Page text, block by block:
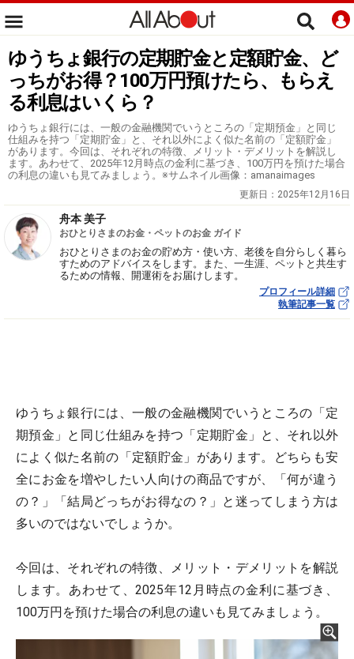
ゆうちょ銀行の定期貯金と定額貯金、ど
っちがお得？100万円預けたら、もらえ
る利息はいくら？
ゆうちょ銀行には、一般の金融機関でいうところの「定期預金」と同じ
仕組みを持つ「定期貯金」と、それ以外によく似た名前の「定額貯金」
があります。今回は、それぞれの特徴、メリット・デメリットを解説し
ます。あわせて、2025年12月時点の金利に基づき、100万円を預けた場合
の利息の違いも見てみましょう。※サムネイル画像：amanaimages
更新日： 2025年12月16日
舟本 美子
おひとりさまのお金・ペットのお金 ガイド
おひとりさまのお金の貯め方・使い方、老後を自分らしく暮ら
すためのアドバイスをします。また、一生涯、ペットと共生す
るための情報、開運術をお届けします。
プロフィール詳細
執筆記事一覧
ゆうちょ銀行には、一般の金融機関でいうところの「定
期預金」と同じ仕組みを持つ「定期貯金」と、それ以外
によく似た名前の「定額貯金」があります。どちらも安
全にお金を増やしたい人向けの商品ですが、「何が違う
の？」「結局どっちがお得なの？」と迷ってしまう方は
多いのではないでしょうか。
今回は、それぞれの特徴、メリット・デメリットを解説
します。あわせて、2025年12月時点の金利に基づき、
100万円を預けた場合の利息の違いも見てみましょう。